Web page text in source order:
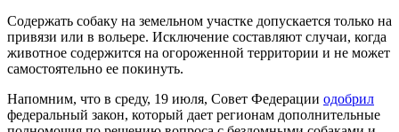
Содержать собаку на земельном участке допускается только на
привязи или в вольере. Исключение составляют случаи, когда
животное содержится на огороженной территории и не может
самостоятельно ее покинуть.
Напомним, что в среду, 19 июля, Совет Федерации одобрил
федеральный закон, который дает регионам дополнительные